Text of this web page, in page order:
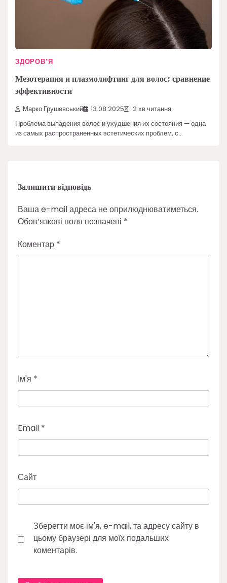
ЗДОРОВ'Я
Мезотерапия и плазмолифтинг для волос: сравнение
эффективности
Марко Грушевський 13.08.2025 2 хв читання
Проблема выпадения волос и ухудшения их состояния — одна
из самых распространенных эстетических проблем, с…
Залишити відповідь
Ваша e-mail адреса не оприлюднюватиметься.
Обов’язкові поля позначені *
Коментар *
Ім'я *
Email *
Сайт
Зберегти моє ім'я, e-mail, та адресу сайту в
цьому браузері для моїх подальших
коментарів.